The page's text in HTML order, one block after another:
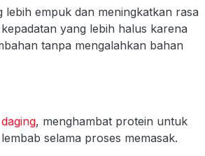
lebih empuk dan meningkatkan rasa
yang lebih halus karena
tanpa mengalahkan bahan
daging, menghambat protein untuk
selama proses memasak.